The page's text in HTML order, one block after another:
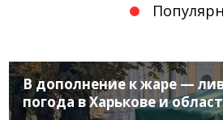
В дополнение к жаре —
погода в Харькове и